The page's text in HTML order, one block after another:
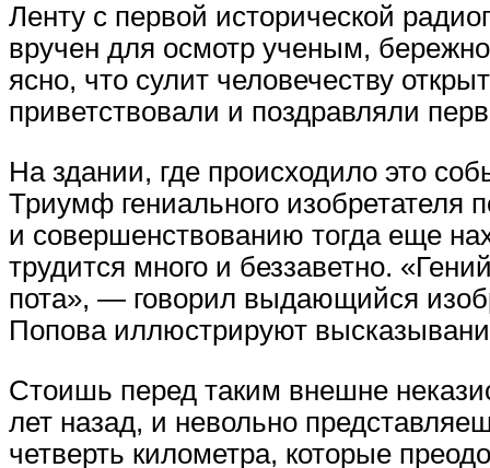
Ленту с первой исторической
вручен для осмотр ученым,
ясно, что сулит человечеству
приветствовали и поздравляли
На здании, где происходило это
Триумф гениального
и совершенствованию тогда еще
трудится много и беззаветно.
пота», — говорил выдающийся
Попова иллюстрируют
Стоишь перед таким внешне
лет назад, и невольно
четверть километра, которые